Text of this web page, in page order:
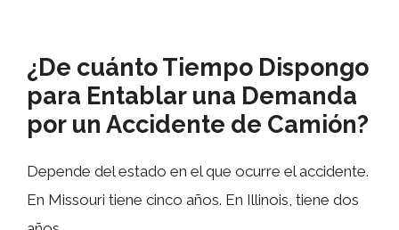
¿De cuánto Tiempo Dispongo
para Entablar una Demanda
por un Accidente de Camión?
Depende del estado en el que ocurre el accidente.
En Missouri tiene cinco años. En Illinois, tiene dos